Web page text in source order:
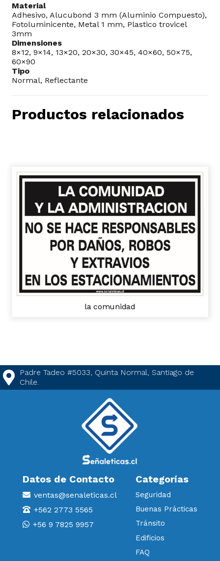
Material
Adhesivo, Alucubond 3 mm (Aluminio Compuesto),
Fotoluminicente, Metal 1 mm, Plastico trovicel
3mm
Dimensiones
8×12, 9×14, 13×20, 20×30, 30×45, 40×60, 50×75,
60×90
Tipo
Normal, Reflectante
Productos relacionados
la comunidad
Padre Tadeo #5033, Quinta Normal, Santiago de
Chile.
Datos de Contacto
ventas@senaleticas.cl
+562 2773 5565
+56 9 7825 9957
Categorías
Seguridad
Buenas Prácticas
Tránsito
Edificios
FAQ